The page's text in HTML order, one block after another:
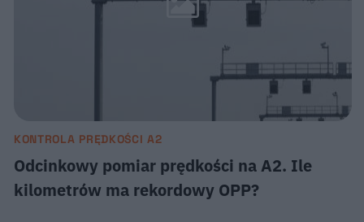
KONTROLA PRĘDKOŚCI A2
Odcinkowy pomiar prędkości na A2. Ile
kilometrów ma rekordowy OPP?